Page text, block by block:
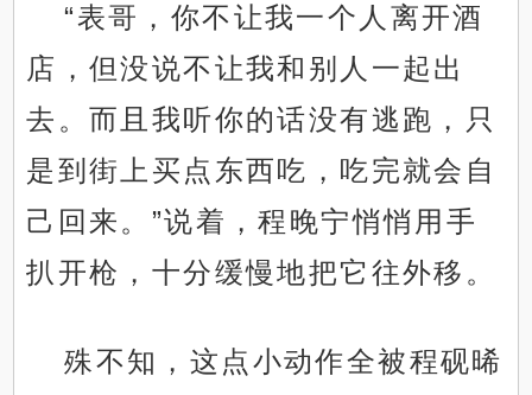
“表哥，你不让我一个人离开酒
店，但没说不让我和别人一起出
去。而且我听你的话没有逃跑，只
是到街上买点东西吃，吃完就会自
己回来。”说着，程晚宁悄悄用手
扒开枪，十分缓慢地把它往外移。
殊不知，这点小动作全被程砚晞